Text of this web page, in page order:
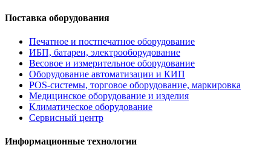
Поставка оборудования
Печатное и постпечатное оборудование
ИБП, батареи, электрооборудование
Весовое и измерительное оборудование
Оборудование автоматизации и КИП
POS-системы, торговое оборудование, маркировка
Медицинское оборудование и изделия
Климатическое оборудование
Сервисный центр
Информационные технологии